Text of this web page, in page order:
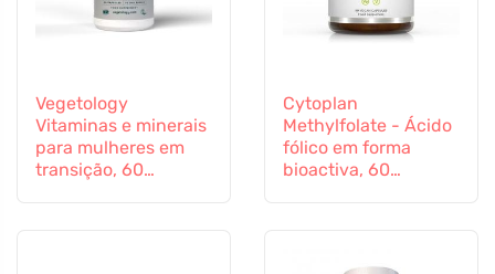
Vegetology
Vitaminas e minerais
para mulheres em
transição, 60
Cytoplan
Methylfolate - Ácido
fólico em forma
bioactiva, 60